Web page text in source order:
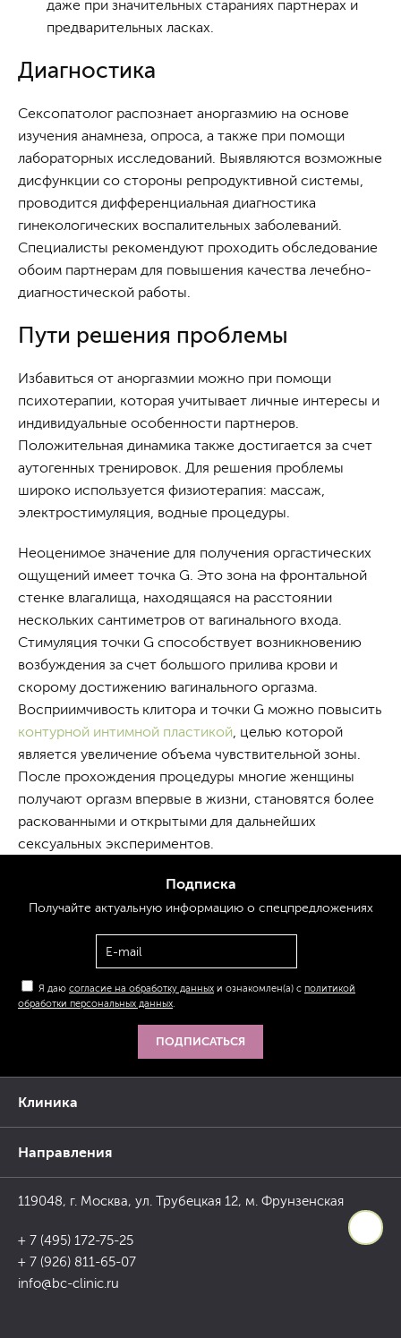
даже при значительных стараниях партнерах и
предварительных ласках.
Диагностика
Сексопатолог распознает аноргазмию на основе
изучения анамнеза, опроса, а также при помощи
лабораторных исследований. Выявляются возможные
дисфункции со стороны репродуктивной системы,
проводится дифференциальная диагностика
гинекологических воспалительных заболеваний.
Специалисты рекомендуют проходить обследование
обоим партнерам для повышения качества лечебно-
диагностической работы.
Пути решения проблемы
Избавиться от аноргазмии можно при помощи
психотерапии, которая учитывает личные интересы и
индивидуальные особенности партнеров.
Положительная динамика также достигается за счет
аутогенных тренировок. Для решения проблемы
широко используется физиотерапия: массаж,
электростимуляция, водные процедуры.
Неоценимое значение для получения оргастических
ощущений имеет точка G. Это зона на фронтальной
стенке влагалища, находящаяся на расстоянии
нескольких сантиметров от вагинального входа.
Стимуляция точки G способствует возникновению
возбуждения за счет большого прилива крови и
скорому достижению вагинального оргазма.
Восприимчивость клитора и точки G можно повысить
контурной интимной пластикой , целью которой
является увеличение объема чувствительной зоны.
После прохождения процедуры многие женщины
получают оргазм впервые в жизни, становятся более
раскованными и открытыми для дальнейших
сексуальных экспериментов.
Клиника
Направления
119048, г. Москва, ул. Трубецкая 12, м. Фрунзенская
+ 7 (495) 172-75-25
+ 7 (926) 811-65-07
info@bc-clinic.ru
Подписка
Получайте актуальнуюинформациюо спецпредложениях
Я даю согласие на обработку данных и ознакомлен(а) с политикой
обработки персональных данных
ПОДПИСАТЬСЯ